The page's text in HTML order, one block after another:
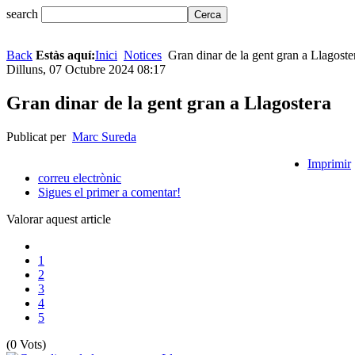
search
Back Estàs aquí:Inici Notices Gran dinar de la gent gran a
Dilluns, 07 Octubre 2024 08:17
Gran dinar de la gent gran a Llagostera
Publicat per Marc Sureda
Imprimir
correu electrònic
Sigues el primer a comentar!
Valorar aquest article
1
2
3
4
5
(0 Vots)